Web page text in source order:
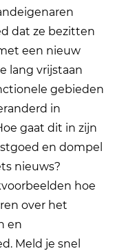
dat ze bezitten
een nieuw
lang vrijstaan
gebieden
in
gaat dit in zijn
en dompel
nieuws?
hoe
over het
en
Meld je snel